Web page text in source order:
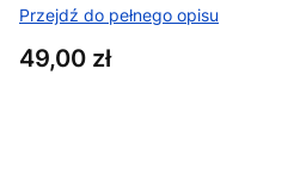
Przejdź do pełnego opisu
Cena
49,00 zł